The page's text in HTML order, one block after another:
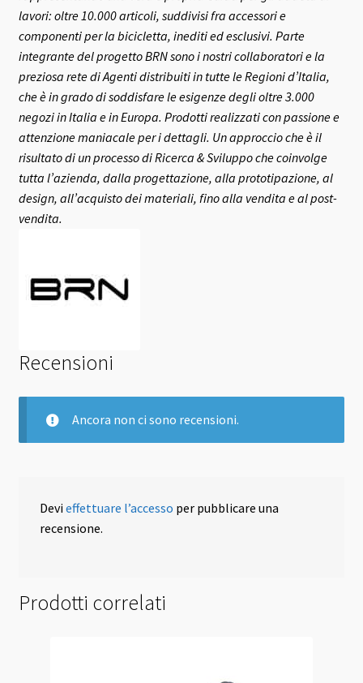
lavori: oltre 10.000 articoli, suddivisi fra accessori e
componenti per la bicicletta, inediti ed esclusivi. Parte
integrante del progetto BRN sono i nostri collaboratori e la
preziosa rete di Agenti distribuiti in tutte le Regioni d’Italia,
che è in grado di soddisfare le esigenze degli oltre 3.000
negozi in Italia e in Europa. Prodotti realizzati con passione e
attenzione maniacale per i dettagli. Un approccio che è il
risultato di un processo di Ricerca & Sviluppo che coinvolge
tutta l’azienda, dalla progettazione, alla prototipazione, al
design, all’acquisto dei materiali, fino alla vendita e al post-
vendita.
Recensioni
Ancora non ci sono recensioni.
Devieffettuare l’accesso per pubblicare una
recensione.
Prodotti correlati